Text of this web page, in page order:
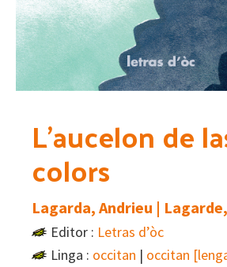
L’aucelon de
colors
Lagarda, Andrieu |
Editor : Letras d’òc
Linga : occitan | occitan